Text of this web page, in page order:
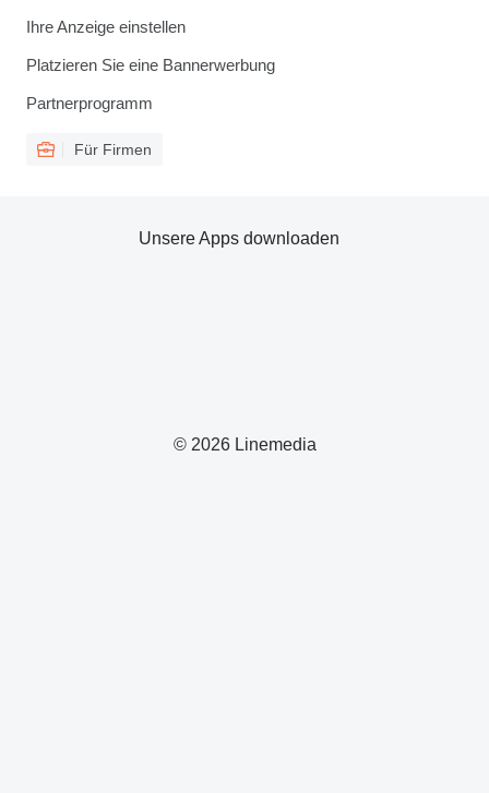
Ihre Anzeige einstellen
Platzieren Sie eine Bannerwerbung
Partnerprogramm
Für Firmen
© 2026 Linemedia
Unsere Apps downloaden